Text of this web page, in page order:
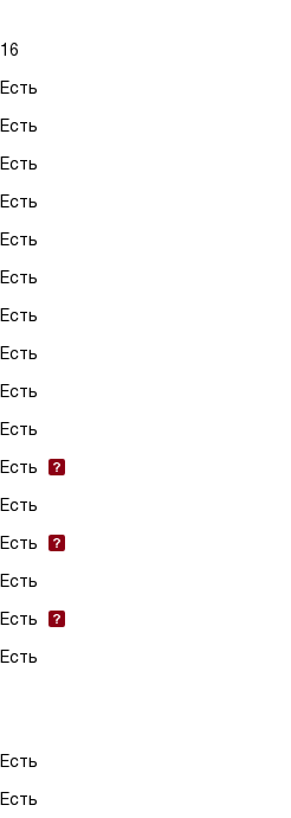
16
Есть
Есть
Есть
Есть
Есть
Есть
Есть
Есть
Есть
Есть
Есть
Есть
Есть
Есть
Есть
Есть
Есть
Есть